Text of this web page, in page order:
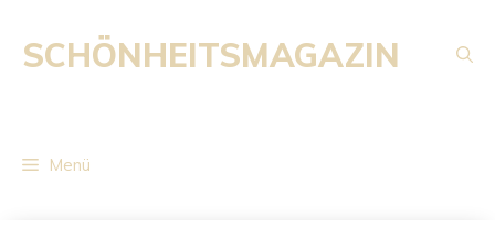
Inhalt
springen
SCHÖNHEITSMAGAZIN
Menü